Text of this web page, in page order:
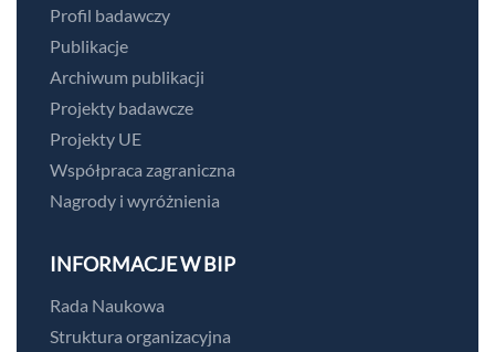
Profil badawczy
Publikacje
Archiwum publikacji
Projekty badawcze
Projekty UE
Współpraca zagraniczna
Nagrody i wyróżnienia
INFORMACJE W BIP
Rada Naukowa
Struktura organizacyjna